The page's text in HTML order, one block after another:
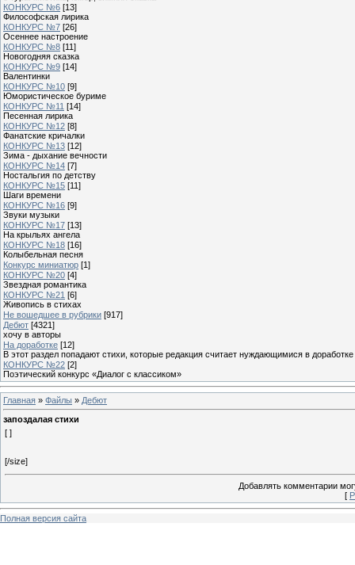
КОНКУРС №6 [13]
Философская лирика
КОНКУРС №7 [26]
Осеннее настроение
КОНКУРС №8 [11]
Новогодняя сказка
КОНКУРС №9 [14]
Валентинки
КОНКУРС №10 [9]
Юмористическое буриме
КОНКУРС №11 [14]
Песенная лирика
КОНКУРС №12 [8]
Фанатские кричалки
КОНКУРС №13 [12]
Зима - дыхание вечности
КОНКУРС №14 [7]
Ностальгия по детству
КОНКУРС №15 [11]
Шаги времени
КОНКУРС №16 [9]
Звуки музыки
КОНКУРС №17 [13]
На крыльях ангела
КОНКУРС №18 [16]
Колыбельная песня
Конкурс миниатюр [1]
КОНКУРС №20 [4]
Звездная романтика
КОНКУРС №21 [6]
Живопись в стихах
Не вошедшее в рубрики [917]
Дебют [4321]
хочу в авторы
На доработке [12]
В этот раздел попадают стихи, которые редакция считает нуждающимися в доработке
КОНКУРС №22 [2]
Поэтический конкурс «Диалог с классиком»
Главная » Файлы » Дебют
запоздалая стихи
[ ]
[/size]
Добавлять комментарии
[
Полная версия сайта